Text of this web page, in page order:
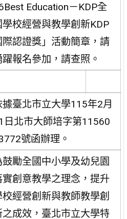
Education－KDP全
學校經營與教學創新KDP
際認證獎」活動簡章，請
躍報名參加，請查照。
據臺北市立大學115年2月
日北市大師培字第11560
號函辦理。
鼓勵全國中小學及幼兒園
實創意教學之理念，提升
校經營創新與教師教學創
之成效，臺北市立大學特